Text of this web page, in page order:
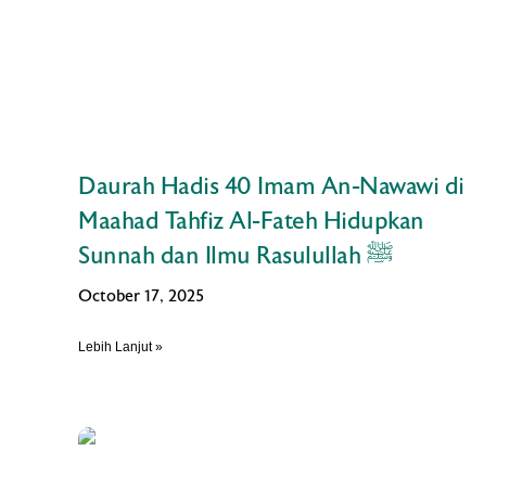
Daurah Hadis 40 Imam An-Nawawi di
Maahad Tahfiz Al-Fateh Hidupkan
Sunnah dan Ilmu Rasulullah ﷺ
October 17, 2025
Lebih Lanjut »